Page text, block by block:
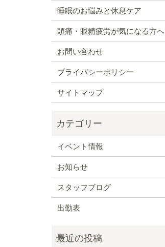
睡眠のお悩みと休息ケア
頭痛・眼精疲労が気になる方へ
お問い合わせ
プライバシーポリシー
サイトマップ
イベント情報
お知らせ
スタッフブログ
出勤表